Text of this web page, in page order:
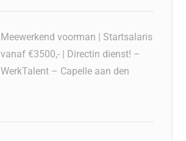
Meewerkend voorman | Startsalaris
vanaf €3500,- | Directin dienst! –
WerkTalent – Capelle aan den